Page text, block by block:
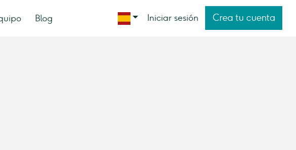
Blog Iniciar sesión Crea tu cuenta